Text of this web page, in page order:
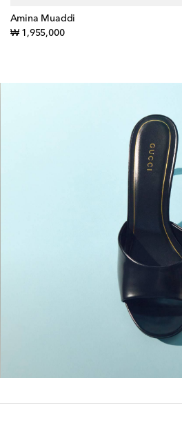
Amina Muaddi
₩ 1,955,000original price